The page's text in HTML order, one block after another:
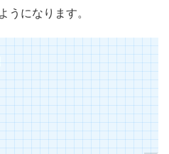
うになります。